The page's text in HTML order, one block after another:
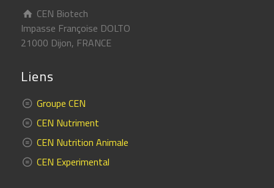
CEN Biotech
Impasse Françoise DOLTO
21000 Dijon, FRANCE
Liens
Groupe CEN
CEN Nutriment
CEN Nutrition Animale
CEN Experimental